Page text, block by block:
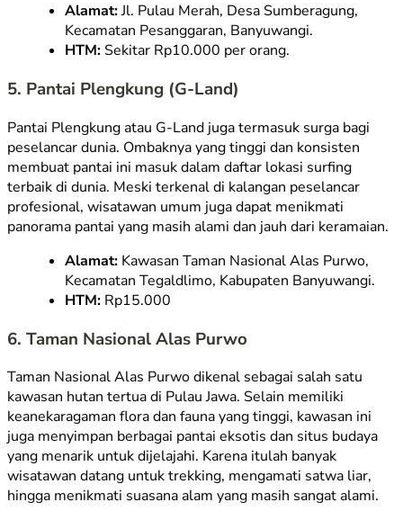
Alamat:Jl. Pulau Merah, Desa Sumberagung,
Kecamatan Pesanggaran, Banyuwangi.
HTM: Sekitar Rp10.000 per orang.
5. Pantai Plengkung (G-Land)
Pantai Plengkung atau G-Land juga termasuk surga bagi
peselancar dunia. Ombaknya yang tinggi dan konsisten
membuat pantai ini masuk dalam daftar lokasi surfing
terbaik di dunia. Meski terkenal di kalangan peselancar
profesional, wisatawan umum juga dapat menikmati
panorama pantai yang masih alami dan jauh dari keramaian.
Alamat: Kawasan Taman Nasional Alas Purwo,
Kecamatan Tegaldlimo, Kabupaten Banyuwangi.
HTM: Rp15.000
6. Taman Nasional Alas Purwo
Taman Nasional Alas Purwo dikenal sebagai salah satu
kawasan hutan tertua di Pulau Jawa. Selain memiliki
keanekaragaman flora dan fauna yang tinggi, kawasan ini
juga menyimpan berbagai pantai eksotis dan situs budaya
yang menarik untuk dijelajahi. Karena itulah banyak
wisatawan datang untuktrekking, mengamati satwa liar,
hingga menikmati suasana alam yang masih sangat alami.